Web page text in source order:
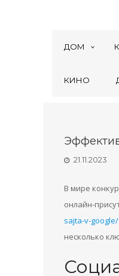
ДОМ
КИНО
21.11.2023
В мире
онлайн-
sajta-v-google/
несколько